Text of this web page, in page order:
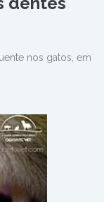
nos gatos, em